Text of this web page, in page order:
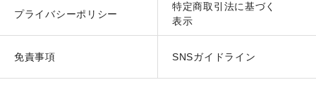
プライバシーポリシー
特定商取引法に基づく
表示
免責事項 SNSガイドライン